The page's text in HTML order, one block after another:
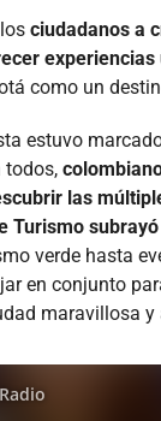
ciudadanos a
experiencias
como un
estuvo
todos,
las
Turismo
verde hasta
en conjunto
maravillosa y